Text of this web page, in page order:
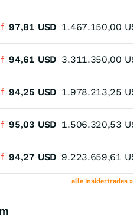
97,81 USD 1.467.150,00
94,61 USD 3.311.350,00
94,25 USD 1.978.213,25
95,03 USD 1.506.320,53
94,27 USD 9.223.659,61
alle Insidertrades »